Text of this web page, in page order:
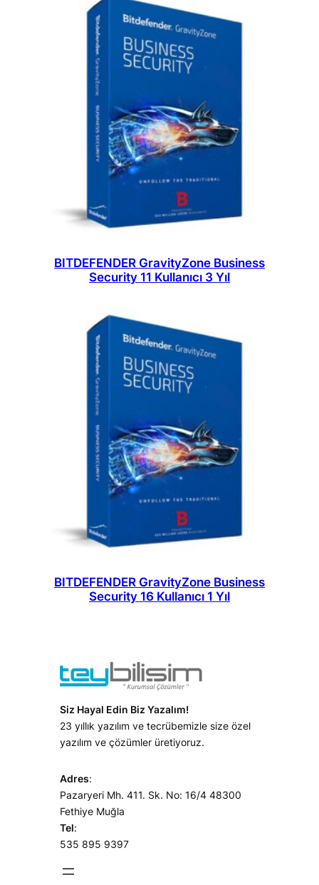
BITDEFENDER GravityZone Business
Security 11 Kullanıcı 3 Yıl
BITDEFENDER GravityZone Business
Security 16 Kullanıcı 1 Yıl
Siz Hayal Edin Biz Yazalım!
23 yıllık yazılım ve tecrübemizle size özel
yazılım ve çözümler üretiyoruz.
Adres:
Pazaryeri Mh. 411. Sk. No: 16/4 48300
Fethiye Muğla
Tel:
535 895 9397